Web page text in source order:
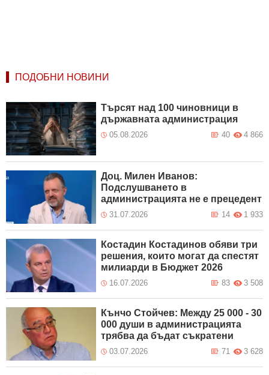
ПОДОБНИ НОВИНИ
Търсят над 100 чиновници в
държавната администрация
05.08.2026 4 866
40
Доц. Милен Иванов:
Подслушването в
администрацията не е прецедент
31.07.2026 1 933
14
Костадин Костадинов обяви три
решения, които могат да спестят
милиарди в Бюджет 2026
16.07.2026 3 508
83
Кънчо Стойчев: Между 25 000 - 30
000 души в администрацията
трябва да бъдат съкратени
03.07.2026 3 628
71